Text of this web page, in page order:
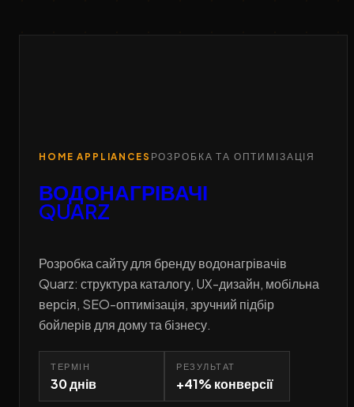
HOME APPLIANCES РОЗРОБКА ТА ОПТИМІЗАЦІЯ
ВОДОНАГРІВАЧІ
QUARZ
Розробка сайту для бренду водонагрівачів
Quarz: структура каталогу, UX-дизайн, мобільна
версія, SEO-оптимізація, зручний підбір
бойлерів для дому та бізнесу.
ТЕРМІН
30 днів
РЕЗУЛЬТАТ
+41% конверсії